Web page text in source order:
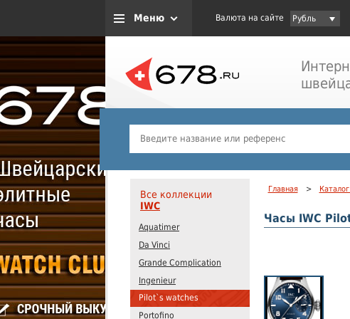
Меню Валюта на сайте Рубль
Все коллекции
IWC
Aquatimer
Da Vinci
Grande Complication
Ingenieur
Pilot`s watches
Portofino
Главная >
Часы IWC